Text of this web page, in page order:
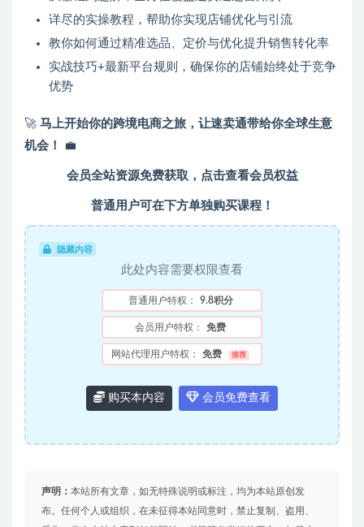
详尽的实操教程，帮助你实现店铺优化与引流
教你如何通过精准选品、定价与优化提升销售转化率
实战技巧+最新平台规则，确保你的店铺始终处于竞争
优势
🚀 马上开始你的跨境电商之旅，让速卖通带给你全球生意
机会！
💼
会员全站资源免费获取，点击查看会员权益
普通用户可在下方单独购买课程！
隐藏内容
此处内容需要权限查看
普通用户特权： 9.8积分
会员用户特权： 免费
网站代理用户特权： 免费 推荐
购买本内容 会员免费查看
声明： 本站所有文章，如无特殊说明或标注，均为本站原创发
布。任何个人或组织，在未征得本站同意时，禁止复制、盗用、